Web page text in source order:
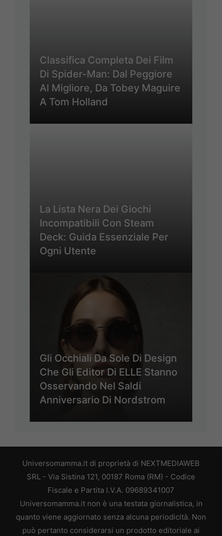
Classifica Completa Dei Film
Di Spider-Man: Dal Peggiore
Al Migliore, Da Tobey Maguire
A Tom Holland
La Lista Nera Dei Giochi
Incompatibili Con Steam
Deck: Guida Essenziale Per
Ogni Utente
Gli Occhiali Da Sole Di Design
Che Gli Editor Di ELLE Stanno
Osservando Nel Saldi
Anniversario Di Nordstrom
Universomamma.it di proprietà di NEXTMEDIAWEB
SRL - Via Sistina 121, 00187 Roma (RM) - Codice
Fiscale e Partita I.V.A. 09689341007
Universomamma.it non è una testata giornalistica, in
quanto viene aggiornato senza alcuna periodicità. Non
può pertanto considerarsi un prodotto editoriale ai